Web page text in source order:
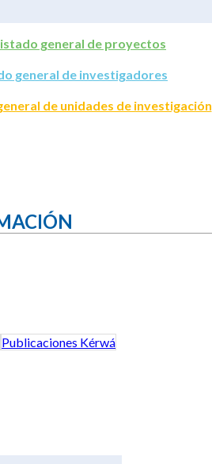
general de proyectos
general de investigadores
de unidades de investigación
Publicaciones Kérwá